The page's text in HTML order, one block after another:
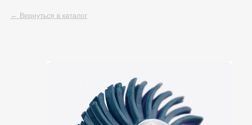
Вернуться в каталог